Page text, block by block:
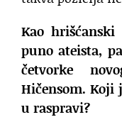
Kao hrišćanski
puno ateista,
četvorke
Hičensom.
u raspravi?